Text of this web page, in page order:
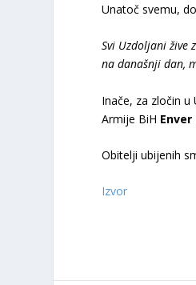
Unatoč svemu,
Svi Uzdoljani žive
na današnji dan,
Inače, za zločin
Armije BiH Enver
Obitelji ubijenih
Izvor